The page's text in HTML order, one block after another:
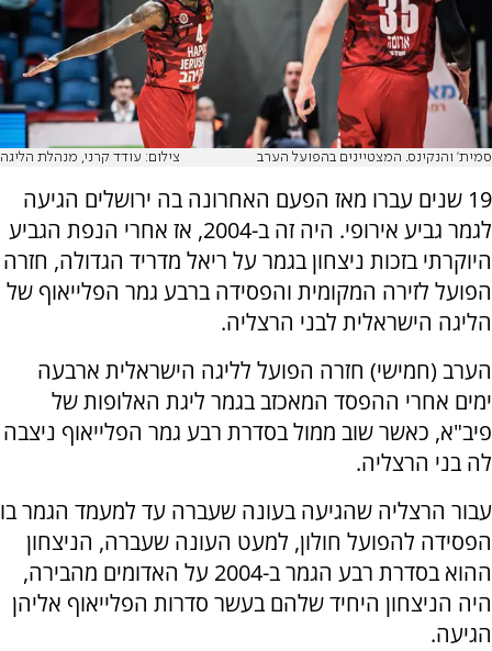
סמית' והנקינס. המצטיינים בהפועל הערב צילום: עודד קרני, מנהלת הליגה
19 שנים עברו מאז הפעם האחרונה בה ירושלים הגיעה
לגמר גביע אירופי. היה זה ב-2004, אז אחרי הנפת הגביע
היוקרתי בזכות ניצחון בגמר על ריאל מדריד הגדולה, חזרה
הפועל לזירה המקומית והפסידה ברבע גמר הפלייאוף של
הליגה הישראלית לבני הרצליה.
הערב (חמישי) חזרה הפועל לליגה הישראלית ארבעה
ימים אחרי ההפסד המאכזב בגמר ליגת האלופות של
פיב"א, כאשר שוב ממול בסדרת רבע גמר הפלייאוף ניצבה
לה בני הרצליה.
עבור הרצליה שהגיעה בעונה שעברה עד למעמד הגמר בו
הפסידה להפועל חולון, למעט העונה שעברה, הניצחון
ההוא בסדרת רבע הגמר ב-2004 על האדומים מהבירה,
היה הניצחון היחיד שלהם בעשר סדרות הפלייאוף אליהן
הגיעה.